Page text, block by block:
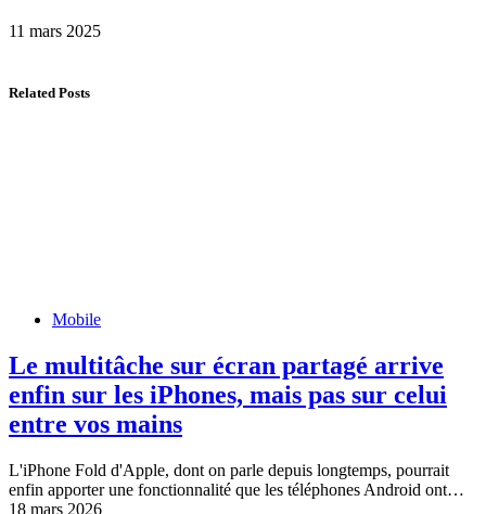
11 mars 2025
Related Posts
Mobile
Le multitâche sur écran partagé arrive
enfin sur les iPhones, mais pas sur celui
entre vos mains
L'iPhone Fold d'Apple, dont on parle depuis longtemps, pourrait
enfin apporter une fonctionnalité que les téléphones Android ont…
18 mars 2026